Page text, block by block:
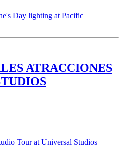
ATRACCIONES